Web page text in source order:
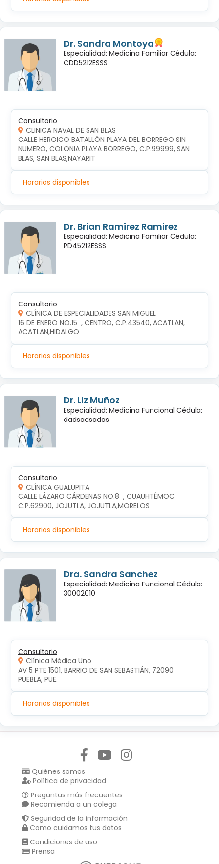
Dr. Sandra Montoya
Especialidad: Medicina Familiar Cédula:
CDD5212ESSS
Consultorio
CLINICA NAVAL DE SAN BLAS
CALLE HEROICO BATALLÓN PLAYA DEL BORREGO SIN
NUMERO, COLONIA PLAYA BORREGO, C.P.99999, SAN
BLAS, SAN BLAS,NAYARIT
Horarios disponibles
Dr. Brian Ramirez Ramirez
Especialidad: Medicina Familiar Cédula:
PD45212ESSS
Consultorio
CLÍNICA DE ESPECIALIDADES SAN MIGUEL
16 DE ENERO NO.15  , CENTRO, C.P.43540, ACATLAN,
ACATLAN,HIDALGO
Horarios disponibles
Dr. Liz Muñoz
Especialidad: Medicina Funcional Cédula:
dadsadsadas
Consultorio
CLÍNICA GUALUPITA
CALLE LÁZARO CÁRDENAS NO.8  , CUAUHTÉMOC,
C.P.62900, JOJUTLA, JOJUTLA,MORELOS
Horarios disponibles
Dra. Sandra Sanchez
Especialidad: Medicina Funcional Cédula:
30002010
Consultorio
Clínica Médica Uno
AV 5 PTE 1501, BARRIO DE SAN SEBASTIÁN, 72090
PUEBLA, PUE.
Horarios disponibles
Quiénes somos
Política de privacidad
Preguntas más frecuentes
Recomienda a un colega
Seguridad de la información
Como cuidamos tus datos
Condiciones de uso
Prensa